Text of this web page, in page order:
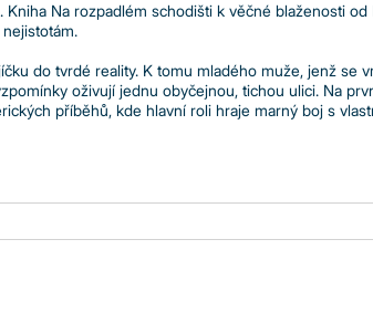
Na rozpadlém schodišti k věčné blaženosti od
do tvrdé reality. K tomu mladého muže, jenž se
oživují jednu obyčejnou, tichou ulici. Na
příběhů, kde hlavní roli hraje marný boj s